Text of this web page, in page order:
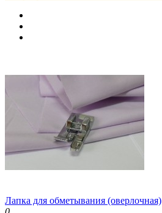
Лапка для обметывания (оверлочная)